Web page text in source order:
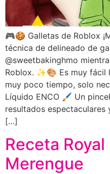
🎮🍪 Galletas de Roblox
técnica de delineado de
@sweetbakinghmo
Roblox. ✨🎨 Es muy fácil
muy poco tiempo, solo
Líquido ENCO 🖌️ Un
resultados
[…]
Receta
Merengue